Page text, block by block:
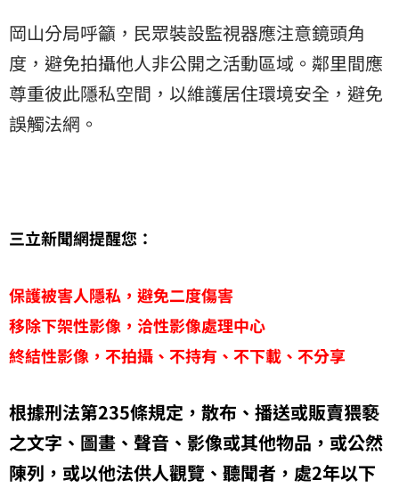
岡山分局呼籲，民眾裝設監視器應注意鏡頭角
度，避免拍攝他人非公開之活動區域。鄰里間應
尊重彼此隱私空間，以維護居住環境安全，避免
誤觸法網。
三立新聞網提醒您：
保護被害人隱私，避免二度傷害
移除下架性影像，洽性影像處理中心
終結性影像，不拍攝、不持有、不下載、不分享
根據刑法第235條規定，散布、播送或販賣猥褻
之文字、圖畫、聲音、影像或其他物品，或公然
陳列，或以他法供人觀覽、聽聞者，處2年以下